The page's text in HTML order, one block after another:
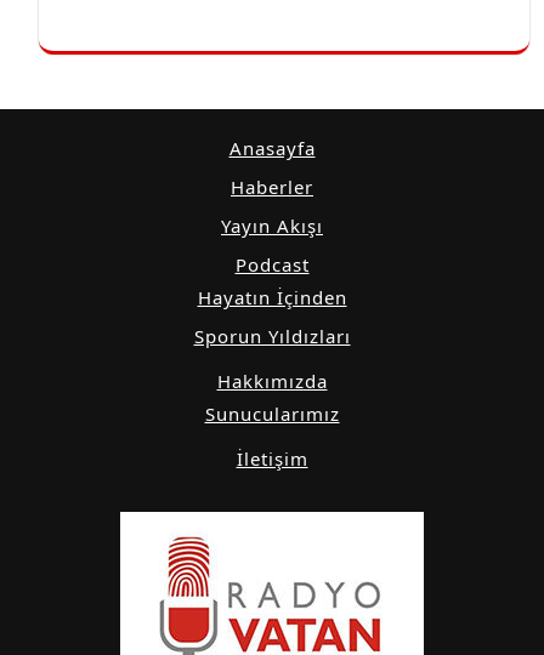
Anasayfa
Haberler
Yayın Akışı
Podcast
Hayatın İçinden
Sporun Yıldızları
Hakkımızda
Sunucularımız
İletişim